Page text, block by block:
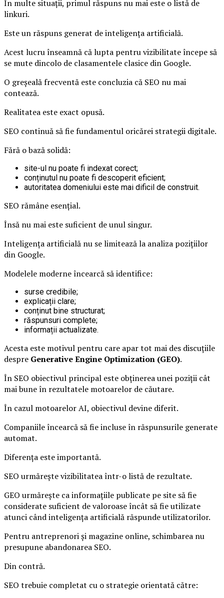
În multe situații, primul răspuns nu mai este o listă de
linkuri.
Este un răspuns generat de inteligența artificială.
Acest lucru înseamnă că lupta pentru vizibilitate începe să
se mute dincolo de clasamentele clasice din Google.
O greșeală frecventă este concluzia că SEO nu mai
contează.
Realitatea este exact opusă.
SEO continuă să fie fundamentul oricărei strategii digitale.
Fără o bază solidă:
site-ul nu poate fi indexat corect;
conținutul nu poate fi descoperit eficient;
autoritatea domeniului este mai dificil de construit.
SEO rămâne esențial.
Însă nu mai este suficient de unul singur.
Inteligența artificială nu se limitează la analiza pozițiilor
din Google.
Modelele moderne încearcă să identifice:
surse credibile;
explicații clare;
conținut bine structurat;
răspunsuri complete;
informații actualizate.
Acesta este motivul pentru care apar tot mai des discuțiile
despre Generative Engine Optimization (GEO).
În SEO obiectivul principal este obținerea unei poziții cât
mai bune în rezultatele motoarelor de căutare.
În cazul motoarelor AI, obiectivul devine diferit.
Companiile încearcă să fie incluse în răspunsurile generate
automat.
Diferența este importantă.
SEO urmărește vizibilitatea într-o listă de rezultate.
GEO urmărește ca informațiile publicate pe site să fie
considerate suficient de valoroase încât să fie utilizate
atunci când inteligența artificială răspunde utilizatorilor.
Pentru antreprenori și magazine online, schimbarea nu
presupune abandonarea SEO.
Din contră.
SEO trebuie completat cu o strategie orientată către: